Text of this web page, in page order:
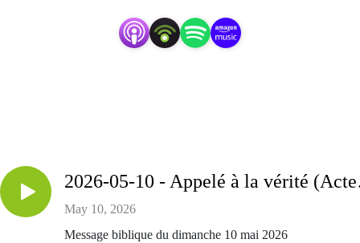
May 10, 2026
Message biblique du dimanche 10 mai 2026